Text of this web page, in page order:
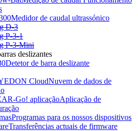
Medidor de caudal ultrassónico
D-3
P-3-1
P-3-Mini
deslizantes
Detetor de barra deslizante
CloudNuvem de dados de
Go! aplicaçãoAplicação de
Programas para os nossos dispositivos
Transferências actuais de firmware